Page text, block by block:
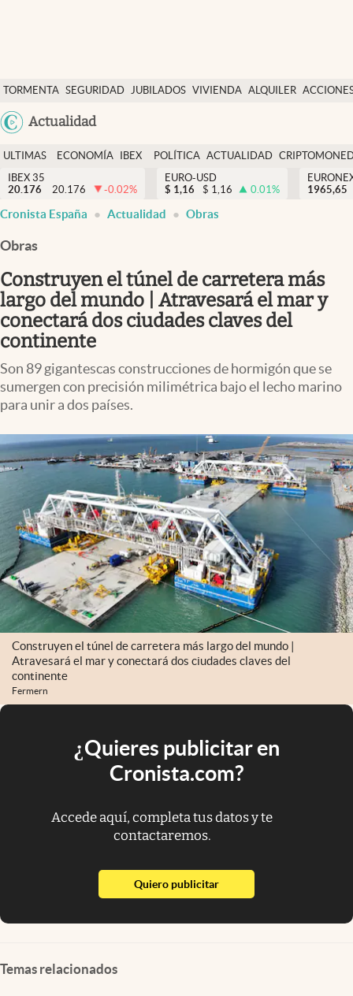
TORMENTA SEGURIDAD JUBILADOS VIVIENDA ALQUILER
USA
Actualidad
Economía y finanzas
Política
Actualidad
Criptomonedas
España
ULTIMAS
NOTICIAS
ECONOMÍA
FINANZAS
IBEX
EURO
POLÍTICA ACTUALIDAD
IBEX 35
20.176
20.176 -0.02%
EURO-USD
$ 1,16 $ 1,16 0.01%
1965,65
Cronista España Actualidad Obras
Obras
Construyen el túnel de carretera más
largo del mundo | Atravesará el mar y
conectará dos ciudades claves del
continente
Son 89 gigantescas construcciones de hormigón que se
sumergen con precisión milimétrica bajo el lecho marino
para unir a dos países.
Construyen el túnel de carretera más largo del mundo |
Atravesará el mar y conectará dos ciudades claves del
continente
Fermern
¿Quieres publicitar en
Cronista.com?
Accede aquí, completa tus datos y te
contactaremos.
Quiero publicitarabre en nueva pestaña
Temas relacionados